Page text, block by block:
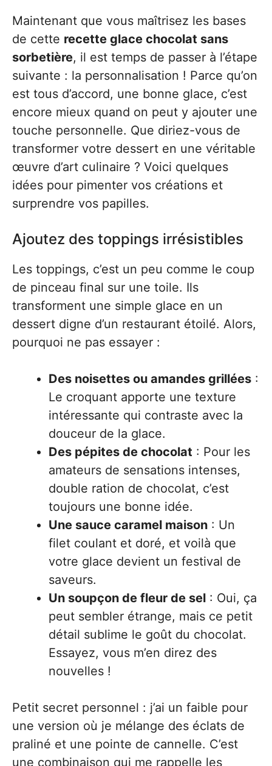
Maintenant que vous maîtrisez les bases
de cette recette glace chocolat sans
sorbetière, il est temps de passer à l’étape
suivante : la personnalisation ! Parce qu’on
est tous d’accord, une bonne glace, c’est
encore mieux quand on peut y ajouter une
touche personnelle. Que diriez-vous de
transformer votre dessert en une véritable
œuvre d’art culinaire ? Voici quelques
idées pour pimenter vos créations et
surprendre vos papilles.
Ajoutez des toppings irrésistibles
Les toppings, c’est un peu comme le coup
de pinceau final sur une toile. Ils
transforment une simple glace en un
dessert digne d’un restaurant étoilé. Alors,
pourquoi ne pas essayer :
Des noisettes ou amandes grillées :
Le croquant apporte une texture
intéressante qui contraste avec la
douceur de la glace.
Des pépites de chocolat : Pour les
amateurs de sensations intenses,
double ration de chocolat, c’est
toujours une bonne idée.
Une sauce caramel maison : Un
filet coulant et doré, et voilà que
votre glace devient un festival de
saveurs.
Un soupçon de fleur de sel : Oui, ça
peut sembler étrange, mais ce petit
détail sublime le goût du chocolat.
Essayez, vous m’en direz des
nouvelles !
Petit secret personnel : j’ai un faible pour
une version où je mélange des éclats de
praliné et une pointe de cannelle. C’est
une combinaison qui me rappelle les